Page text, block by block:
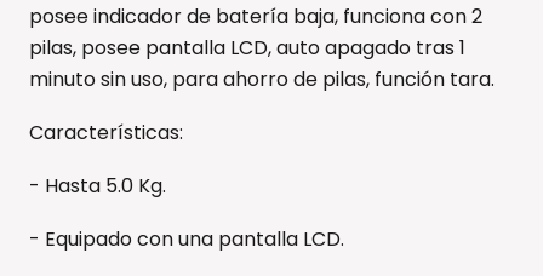
posee indicador de batería baja, funciona con 2
pilas, posee pantalla LCD, auto apagado tras 1
minuto sin uso, para ahorro de pilas, función tara.
Características:
- Hasta 5.0 Kg.
- Equipado con una pantalla LCD.